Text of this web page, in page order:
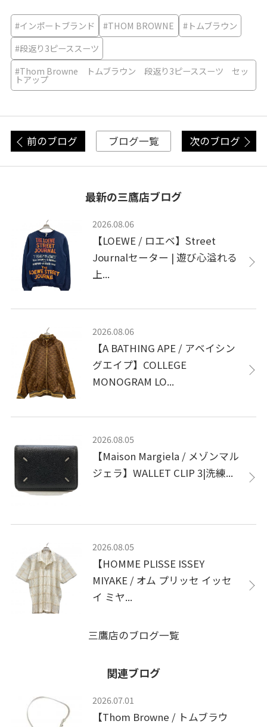
#インポートブランド #THOM BROWNE
#トムブラウン
#段返り3ピーススーツ
#Thom Browne トムブラウン 段返り3ピーススーツ セッ
トアップ
前のブログ ブログ一覧 次のブログ
最新の三鷹店ブログ
2026.08.06
【LOEWE / ロエベ】Street
Journalセーター | 遊び心溢れる
上...
2026.08.06
【A BATHING APE / アベイシン
グエイプ】COLLEGE
MONOGRAM LO...
2026.08.05
【Maison Margiela / メゾンマル
ジェラ】WALLET CLIP 3|洗練...
2026.08.05
【HOMME PLISSE ISSEY
MIYAKE / オム プリッセ イッセ
イ ミヤ...
三鷹店のブログ一覧
関連ブログ
2026.07.01
【Thom Browne / トムブラウ